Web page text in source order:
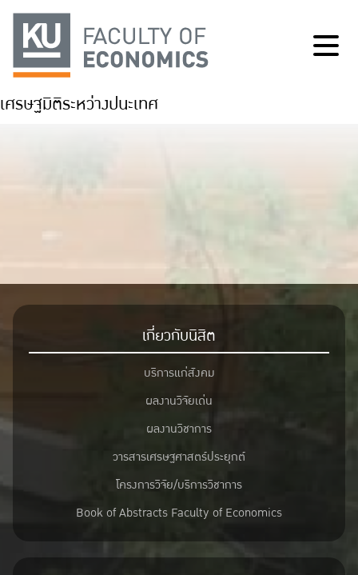
เศรษฐมิติระหว่างปนะเทศ
เกี่ยวกับนิสิต
บริการแก่สังคม
ผลงานวิจัยเด่น
ผลงานวิชาการ
วารสารเศรษฐศาสตร์ประยุกต์
โครงการวิจัย/บริการวิชาการ
Book of Abstracts Faculty of Economics